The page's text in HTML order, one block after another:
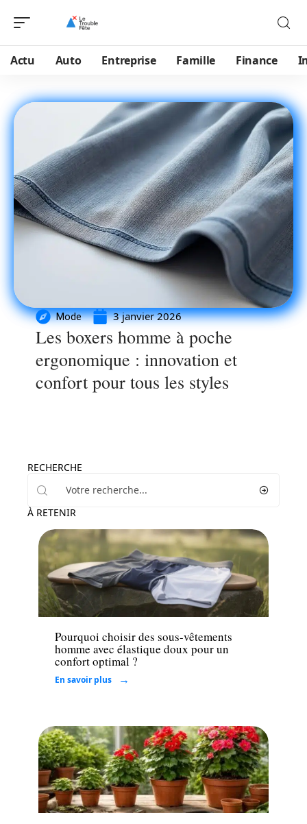
Actu Auto Entreprise Famille Finance
Mode 3 janvier 2026
Les boxers homme à poche
ergonomique : innovation et
confort pour tous les styles
RECHERCHE
À RETENIR
Santé
Pourquoi choisir des sous-vêtements
homme avec élastique doux pour un
confort optimal ?
En savoir plus
Maison